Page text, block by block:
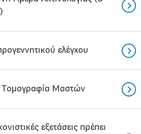
ελέγχου
Τομογραφία Μαστών
εξετάσεις πρέπει